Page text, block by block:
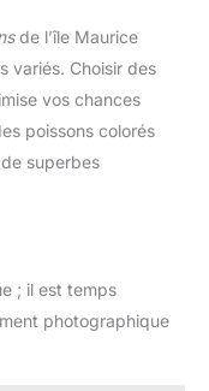
de l’île Maurice
variés. Choisir des
vos chances
poissons colorés
superbes
; il est temps
photographique